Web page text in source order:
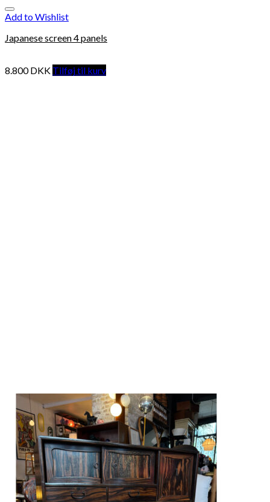
Add to Wishlist
Japanese screen 4 panels
8.800DKK Tilføj til kurv